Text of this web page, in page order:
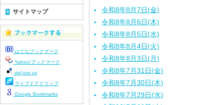
令和8年8月7日(金)
令和8年8月6日(木)
令和8年8月5日(水)
令和8年8月4日(火)
令和8年8月3日(月)
令和8年7月31日(金)
令和8年7月30日(木)
令和8年7月29日(水)
サイトマップ
はてなブックマーク
Yahoo!ブックマーク
del.icio.us
ライブドアクリップ
Google Bookmarks